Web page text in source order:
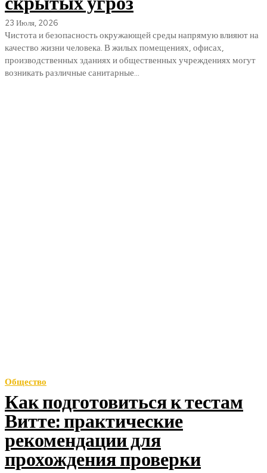
23 Июля, 2026
Чистота и безопасность окружающей среды напрямую влияют на
качество жизни человека. В жилых помещениях, офисах,
производственных зданиях и общественных учреждениях могут
возникать различные санитарные...
Общество
Как подготовиться к тестам
Витте: практические
рекомендации для
прохождения проверки